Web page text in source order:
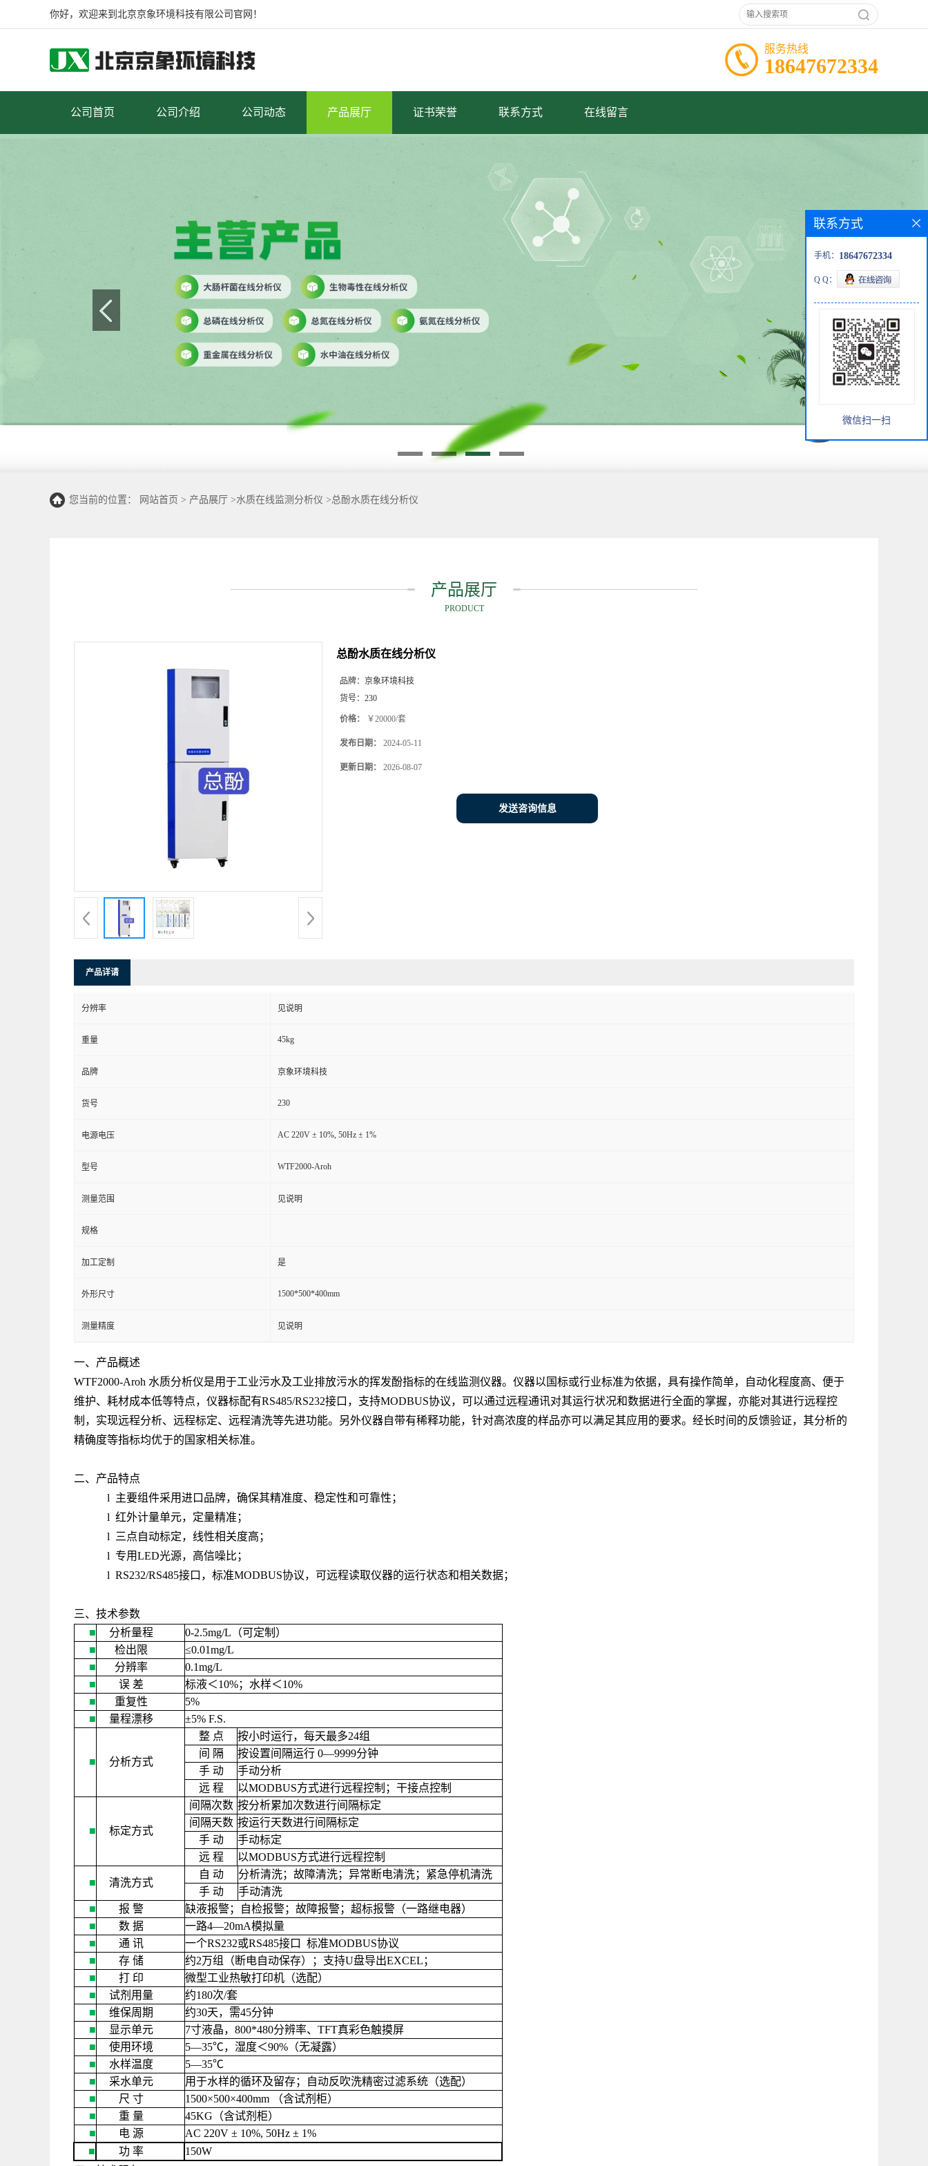
你好，欢迎来到北京京象环境科技有限公司官网！
服务热线
18647672334
公司首页 公司介绍 公司动态 产品展厅 证书荣誉 联系方式 在线留言
您当前的位置： 网站首页 > 产品展厅 >水质在线监测分析仪 >总酚水质在线分析仪
产品展厅
PRODUCT
总酚水质在线分析仪
品牌： 京象环境科技
货号： 230
价格： ￥20000/套
发布日期： 2024-05-11
更新日期： 2026-08-07
发送咨询信息
产品详请
分辨率 见说明
重量 45kg
品牌 京象环境科技
货号 230
电源电压 AC 220V ± 10%, 50Hz ± 1%
型号 WTF2000-Aroh
测量范围 见说明
规格
加工定制 是
外形尺寸 1500*500*400mm
测量精度 见说明
一、产品概述
WTF2000-Aroh 水质分析仪是用于工业污水及工业排放污水的挥发酚指标的在线监测仪器。仪器以国标或行业标准为依据，具有操作简单，自动化程度高、便于
维护、耗材成本低等特点，仪器标配有RS485/RS232接口，支持MODBUS协议，可以通过远程通讯对其运行状况和数据进行全面的掌握，亦能对其进行远程控
制，实现远程分析、远程标定、远程清洗等先进功能。另外仪器自带有稀释功能，针对高浓度的样品亦可以满足其应用的要求。经长时间的反馈验证，其分析的
精确度等指标均优于的国家相关标准。
二、产品特点
l 主要组件采用进口品牌，确保其精准度、稳定性和可靠性；
l 红外计量单元，定量精准；
l 三点自动标定，线性相关度高；
l 专用LED光源，高信噪比；
l RS232/RS485接口，标准MODBUS协议，可远程读取仪器的运行状态和相关数据；
三、技术参数
■
分析量程 0-2.5mg/L （可定制）
■
检出限 ≤0.01mg/L
■
分辨率
0.1mg/L
■
误 差 标液＜10%；水样＜10%
■
重复性
5%
■
量程漂移 ±5% F.S.
■ 分析方式
整 点 按小时运行，每天最多24组
间 隔 按设置间隔运行 0—9999分钟
手 动
手动分析
远 程 以MODBUS方式进行远程控制；干接点控制
■ 标定方式
间隔次数 按分析累加次数进行间隔标定
间隔天数 按运行天数进行间隔标定
手 动
手动标定
远 程 以MODBUS方式进行远程控制
■ 清洗方式
自 动
分析清洗；故障清洗；异常断电清洗；紧急停机清洗
手 动
手动清洗
■
报 警
缺液报警；自检报警；故障报警；超标报警（一路继电器）
■
数 据 一路4—20mA模拟量
■
通 讯 一个RS232或RS485接口 标准MODBUS协议
■
存 储 约2万组（断电自动保存）；支持U盘导出EXCEL ；
■
打 印
微型工业热敏打印机（选配）
■
试剂用量 约180次/套
■
维保周期 约30天，需45分钟
■
显示单元 7寸液晶， 800*480分辨率、 TFT真彩色触摸屏
■
使用环境 5—35℃，湿度＜90% （无凝露）
■
水样温度 5—35℃
■
采水单元
用于水样的循环及留存；自动反吹洗精密过滤系统（选配）
■
尺 寸 1500×500×400mm
（含试剂柜）
■
重 量 45KG （含试剂柜）
■
电 源
AC 220V ± 10%, 50Hz ± 1%
■
功 率
150W
联系方式
手机： 18647672334
Q Q：
微信扫一扫